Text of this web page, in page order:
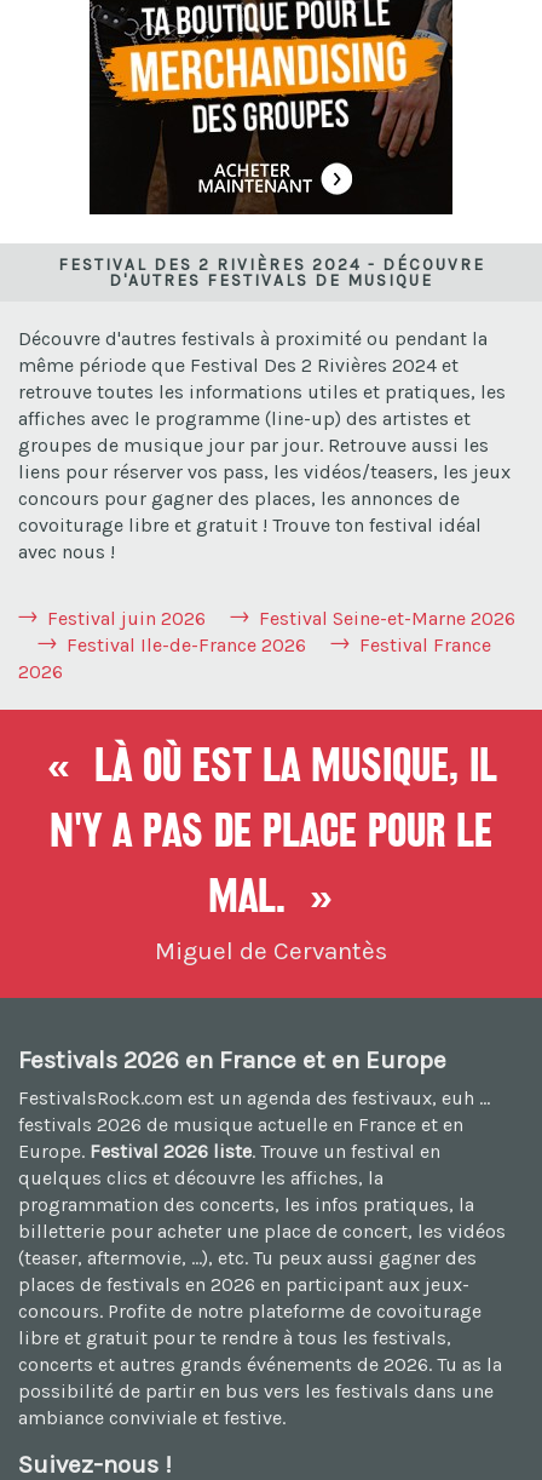
FESTIVAL DES 2 RIVIÈRES 2024 - DÉCOUVRE
D'AUTRES FESTIVALS DE MUSIQUE
Découvre d'autres festivals à proximité ou pendant la
même période que Festival Des 2 Rivières 2024 et
retrouve toutes les informations utiles et pratiques, les
affiches avec le programme (line-up) des artistes et
groupes de musique jour par jour. Retrouve aussi les
liens pour réserver vos pass, les vidéos/teasers, les jeux
concours pour gagner des places, les annonces de
covoiturage libre et gratuit ! Trouve ton festival idéal
avec nous !
Festival juin 2026
Festival Seine-et-Marne 2026
Festival Ile-de-France 2026
Festival France
2026
« Là où est la musique, il
n'y a pas de place pour le
mal. »
Miguel de Cervantès
Festivals 2026 en France et en Europe
FestivalsRock.com est un agenda des festivaux, euh ...
festivals 2026 de musique actuelle en France et en
Europe. Festival 2026 liste. Trouve un festival en
quelques clics et découvre les affiches, la
programmation des concerts, les infos pratiques, la
billetterie pour acheter une place de concert, les vidéos
(teaser, aftermovie, ...), etc. Tu peux aussi gagner des
places de festivals en 2026 en participant aux jeux-
concours. Profite de notre plateforme de covoiturage
libre et gratuit pour te rendre à tous les festivals,
concerts et autres grands événements de 2026. Tu as la
possibilité de partir en bus vers les festivals dans une
ambiance conviviale et festive.
Suivez-nous !